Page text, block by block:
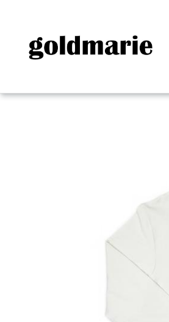
Direkt